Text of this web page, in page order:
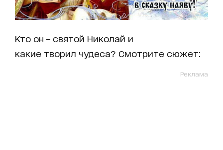
Кто он – святой Николай и
какие творил чудеса? Смотрите сюжет:
Реклама